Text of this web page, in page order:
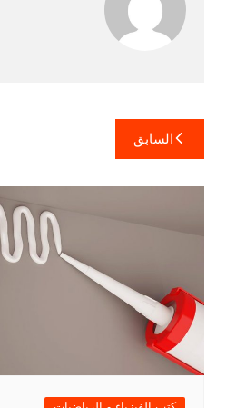
تصفّح
المقالات
السابق